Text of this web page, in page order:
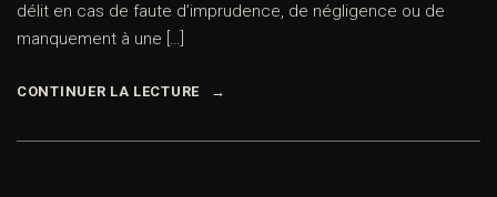
délit en cas de faute d’imprudence, de négligence ou de
manquement à une […]
CONTINUER LA LECTURE